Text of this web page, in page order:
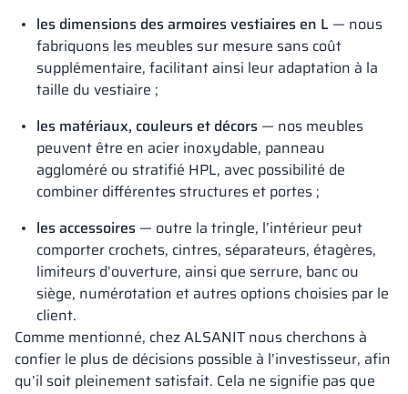
les dimensions des armoires vestiaires en L — nous
fabriquons les meubles sur mesure sans coût
supplémentaire, facilitant ainsi leur adaptation à la
taille du vestiaire ;
les matériaux, couleurs et décors — nos meubles
peuvent être en acier inoxydable, panneau
aggloméré ou stratifié HPL, avec possibilité de
combiner différentes structures et portes ;
les accessoires — outre la tringle, l’intérieur peut
comporter crochets, cintres, séparateurs, étagères,
limiteurs d’ouverture, ainsi que serrure, banc ou
siège, numérotation et autres options choisies par le
client.
Comme mentionné, chez ALSANIT nous cherchons à
confier le plus de décisions possible à l’investisseur, afin
qu’il soit pleinement satisfait. Cela ne signifie pas que